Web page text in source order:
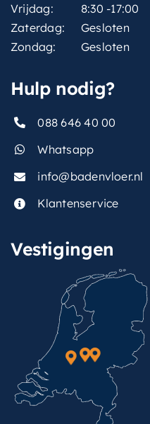
Vrijdag:
8:30 -17:00
Zaterdag:
Gesloten
Zondag:
Gesloten
Hulp nodig?
088 646 40 00
Whatsapp
info@badenvloer.nl
Klantenservice
Vestigingen